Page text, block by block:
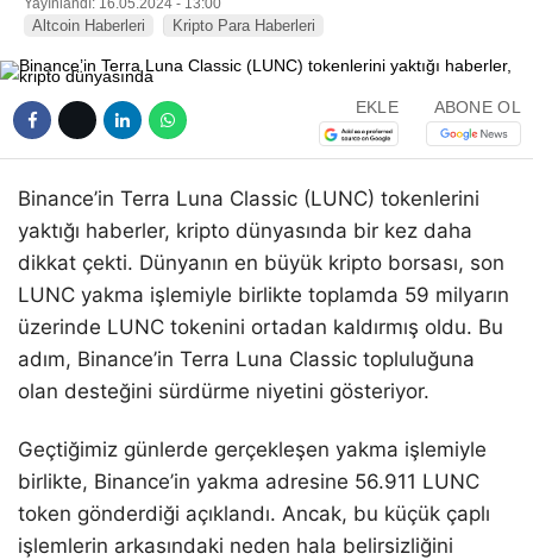
Yayınlandı: 16.05.2024 - 13:00
Altcoin Haberleri Kripto Para Haberleri
EKLE ABONE OL
Binance’in Terra Luna Classic (LUNC) tokenlerini
yaktığı haberler, kripto dünyasında bir kez daha
dikkat çekti. Dünyanın en büyük kripto borsası, son
LUNC yakma işlemiyle birlikte toplamda 59 milyarın
üzerinde LUNC tokenini ortadan kaldırmış oldu. Bu
adım, Binance’in Terra Luna Classic topluluğuna
olan desteğini sürdürme niyetini gösteriyor.
Geçtiğimiz günlerde gerçekleşen yakma işlemiyle
birlikte, Binance’in yakma adresine 56.911 LUNC
token gönderdiği açıklandı. Ancak, bu küçük çaplı
işlemlerin arkasındaki neden hala belirsizliğini